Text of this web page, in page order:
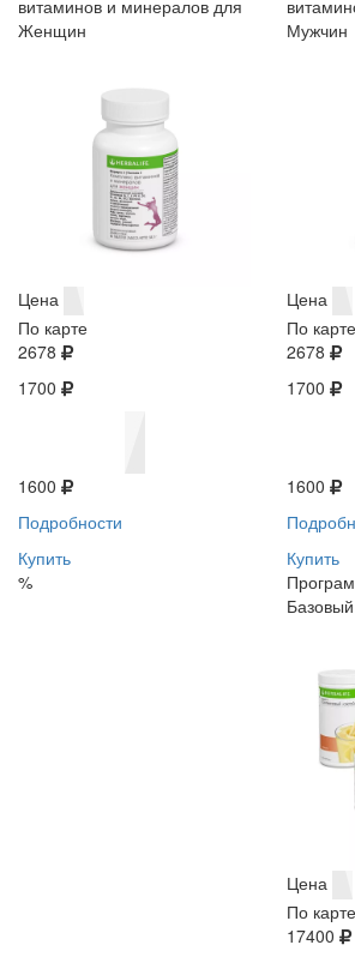
витаминов и минералов для
Женщин
Цена
По карте
2678
1700
1600
Подробности
Купить
%
Мужчин
Цена
По карте
2678
1700
1600
Купить
Цена
По карте
17400